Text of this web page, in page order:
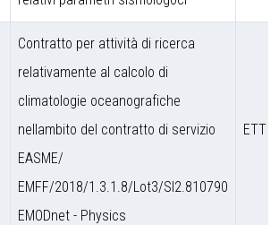
Contratto per attività di ricerca
relativamente al calcolo di
climatologie oceanografiche
nellambito del contratto di servizio
EASME/
EMFF/2018/1.3.1.8/Lot3/SI2.810790
EMODnet - Physics
ETT